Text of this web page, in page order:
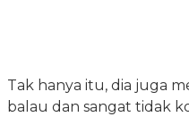
Tak hanya itu, dia juga
balau dan sangat tidak